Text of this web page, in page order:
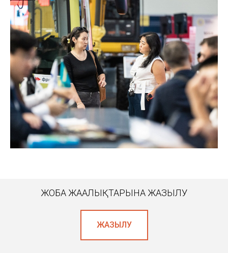
ЖОБА ЖАҢАЛЫҚТАРЫНА ЖАЗЫЛУ
ЖАЗЫЛУ